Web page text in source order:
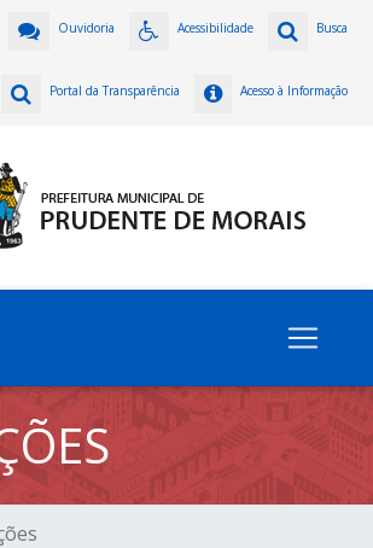
Busca
Acessibilidade
Ouvidoria
Acesso à Informação
Portal da Transparência